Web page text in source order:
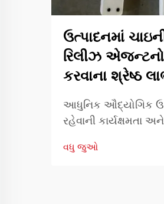
ઉત્પાદનમાં
રિલીઝ
કરવાના શ્રેષ્ઠ
આધુનિક ઔદ્યોગિક
રહેવાની કાર્યક્ષમતા
આપનારા એક આવશ્યક
વધુ જુઓ